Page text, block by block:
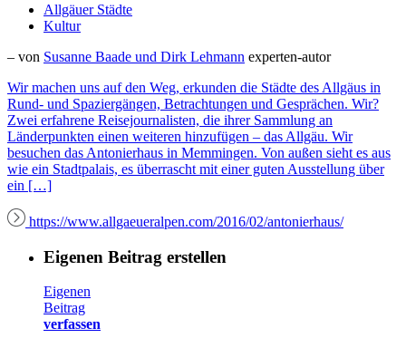
Allgäuer Städte
Kultur
– von Susanne Baade und Dirk Lehmann experten-autor
Wir machen uns auf den Weg, erkunden die Städte des Allgäus in
Rund- und Spaziergängen, Betrachtungen und Gesprächen. Wir?
Zwei erfahrene Reisejournalisten, die ihrer Sammlung an
Länderpunkten einen weiteren hinzufügen – das Allgäu. Wir
besuchen das Antonierhaus in Memmingen. Von außen sieht es aus
wie ein Stadtpalais, es überrascht mit einer guten Ausstellung über
ein […]
https://www.allgaeueralpen.com/2016/02/antonierhaus/
Eigenen Beitrag erstellen
Eigenen
Beitrag
verfassen